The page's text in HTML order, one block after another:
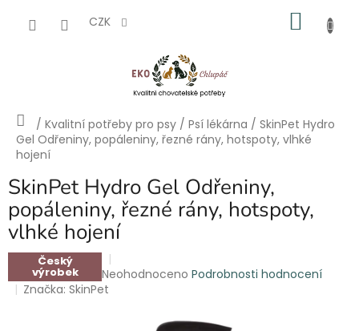
CZK
Domů
/ Kvalitní potřeby pro psy / Psí lékárna / SkinPet Hydro
Gel Odřeniny, popáleniny, řezné rány, hotspoty, vlhké
hojení
SkinPet Hydro Gel Odřeniny,
popáleniny, řezné rány, hotspoty,
vlhké hojení
Český
výrobek
Průměrné
hodnocení
Neohodnoceno Podrobnosti hodnocení
Značka:SkinPet